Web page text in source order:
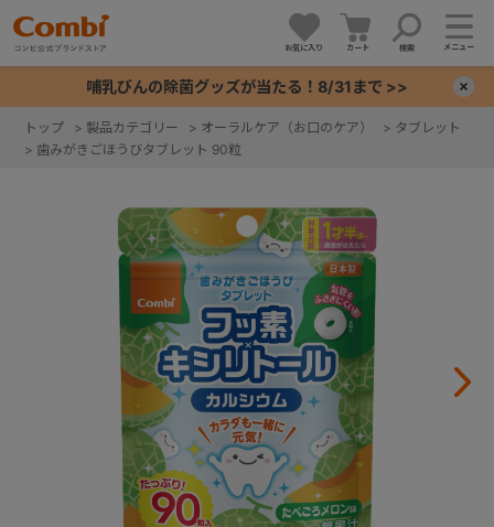
お気に入り カート 検索 メニュー
哺乳びんの除菌グッズが当たる！8/31まで >>
トップ > 製品カテゴリー > オーラルケア（お口のケア） > タブレット
> 歯みがきごほうびタブレット 90粒